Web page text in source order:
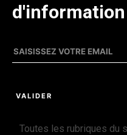
Toutes les rubriques du